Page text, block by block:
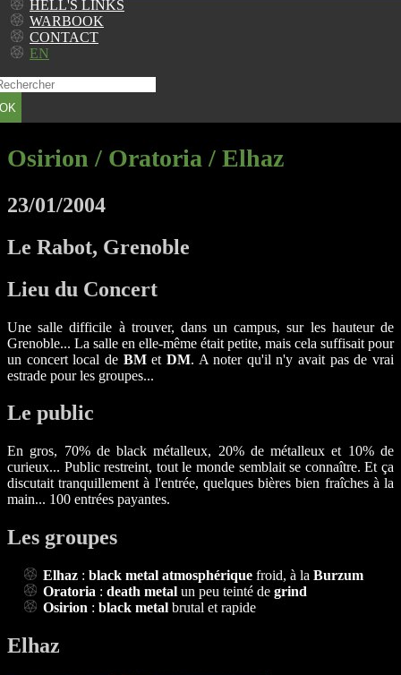
HELL'S LINKS
WARBOOK
CONTACT
EN
OK
Osirion / Oratoria / Elhaz
23/01/2004
Le Rabot, Grenoble
Lieu du Concert
Une salle difficile à trouver, dans un campus, sur les hauteur de
Grenoble... La salle en elle-même était petite, mais cela suffisait pour
un concert local de BMet DM. A noter qu'il n'y avait pas de vrai
estrade pour les groupes...
Le public
En gros, 70% de black métalleux, 20% de métalleux et 10% de
curieux... Public restreint, tout le monde semblait se connaître. Et ça
discutait tranquillement à l'entrée, quelques bières bien fraîches à la
main... 100 entrées payantes.
Les groupes
Elhaz : black metal atmosphérique froid, à la Burzum
Oratoria : death metal un peu teinté de grind
Osirion : black metal brutal et rapide
Elhaz